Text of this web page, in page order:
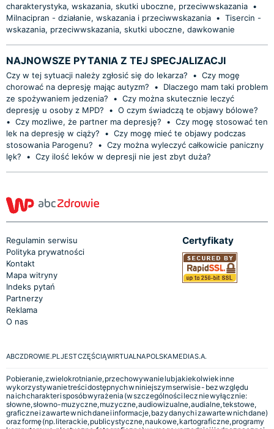
charakterystyka, wskazania, skutki uboczne, przeciwwskazania •
Milnacipran - działanie, wskazania i przeciwwskazania • Tisercin -
wskazania, przeciwwskazania, skutki uboczne, dawkowanie
NAJNOWSZE PYTANIA Z TEJ SPECJALIZACJI
Czy w tej sytuacji należy zgłosić się do lekarza? • Czy mogę
chorować na depresję mając autyzm?
•
Dlaczego mam taki problem
ze spożywaniem jedzenia?
• Czy można skutecznie leczyć
depresję u osoby z MPD?
• O czym świadczą te objawy bólowe?
• Czy mozliwe, że partner ma depresję? • Czy mogę stosować ten
lek na depresję w ciąży?
• Czy mogę mieć te objawy podczas
stosowania Parogenu?
• Czy można wyleczyć całkowicie paniczny
lęk?
• Czy ilość leków w depresji nie jest zbyt duża?
Regulamin serwisu
Polityka prywatności
Kontakt
Mapa witryny
Indeks pytań
Partnerzy
Reklama
O nas
Certyfikaty
ABCZDROWIE.PL JEST CZĘŚCIĄ WIRTUALNA POLSKA MEDIA S.A.
Pobieranie, zwielokrotnianie, przechowywanie lub jakiekolwiek inne
wykorzystywanie treści dostępnych w niniejszym serwisie - bez względu
na ich charakter i sposób wyrażenia (w szczególności lecz nie wyłącznie:
słowne, słowno-muzyczne, muzyczne, audiowizualne, audialne, tekstowe,
graficzne i zawarte w nich dane i informacje, bazy danych i zawarte w nich dane)
oraz formę (np. literackie, publicystyczne, naukowe, kartograficzne, programy